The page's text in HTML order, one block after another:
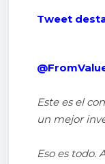
Tweet
Este es el
un mejor
Eso es todo.